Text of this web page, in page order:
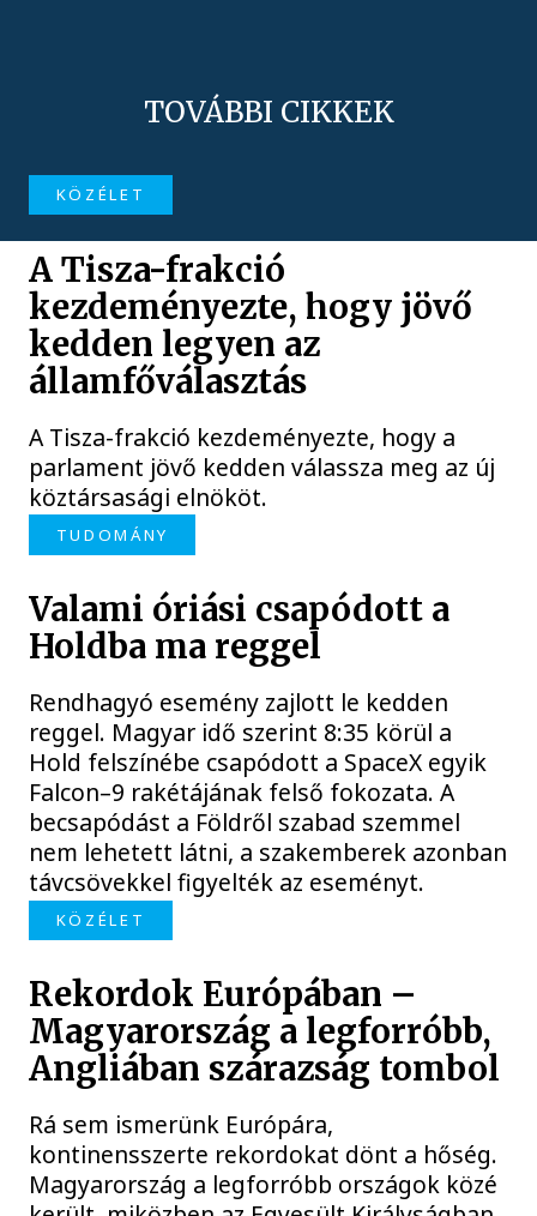
TOVÁBBI CIKKEK
KÖZÉLET
A Tisza-frakció
kezdeményezte, hogy jövő
kedden legyen az
államfőválasztás
A Tisza-frakció kezdeményezte, hogy a
parlament jövő kedden válassza meg az új
köztársasági elnököt.
TUDOMÁNY
Valami óriási csapódott a
Holdba ma reggel
Rendhagyó esemény zajlott le kedden
reggel. Magyar idő szerint 8:35 körül a
Hold felszínébe csapódott a SpaceX egyik
Falcon–9 rakétájának felső fokozata. A
becsapódást a Földről szabad szemmel
nem lehetett látni, a szakemberek azonban
távcsövekkel figyelték az eseményt.
KÖZÉLET
Rekordok Európában –
Magyarország a legforróbb,
Angliában szárazság tombol
Rá sem ismerünk Európára,
kontinensszerte rekordokat dönt a hőség.
Magyarország a legforróbb országok közé